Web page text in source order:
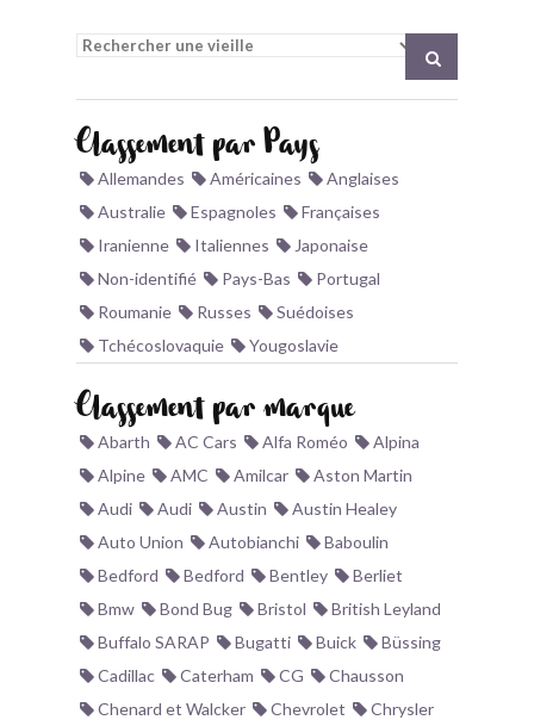
COMMENT FONCTIONNE BLV ?
Classement par Pays
Allemandes Américaines
Anglaises
Australie
Espagnoles
Françaises
Iranienne
Italiennes
Japonaise
Non-identifié
Pays-Bas
Portugal
Roumanie
Russes
Suédoises
Tchécoslovaquie
Yougoslavie
Classement par marque
Abarth AC Cars Alfa Roméo
Alpina
Alpine
AMC Amilcar
Aston Martin
Audi
Audi Austin
Austin Healey
Auto Union
Autobianchi
Baboulin
Bedford
Bedford Bentley
Berliet
Bmw
Bond Bug Bristol
British Leyland
Buffalo SARAP
Bugatti Buick
Büssing
Cadillac
Caterham CG
Chausson
Chenard et Walcker
Chevrolet
Chrysler